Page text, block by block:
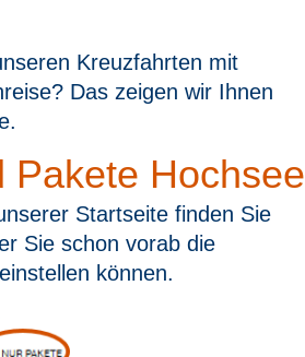
Kreuzfahrten mit
Das zeigen wir Ihnen
Pakete Hochsee
Startseite finden Sie
Sie schon vorab die
können.